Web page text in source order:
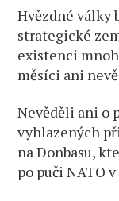
Hvězdné války
strategické
existenci
měsíci ani
Nevěděli ani
vyhlazených
na Donbasu,
po puči NATO